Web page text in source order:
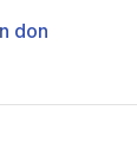
don